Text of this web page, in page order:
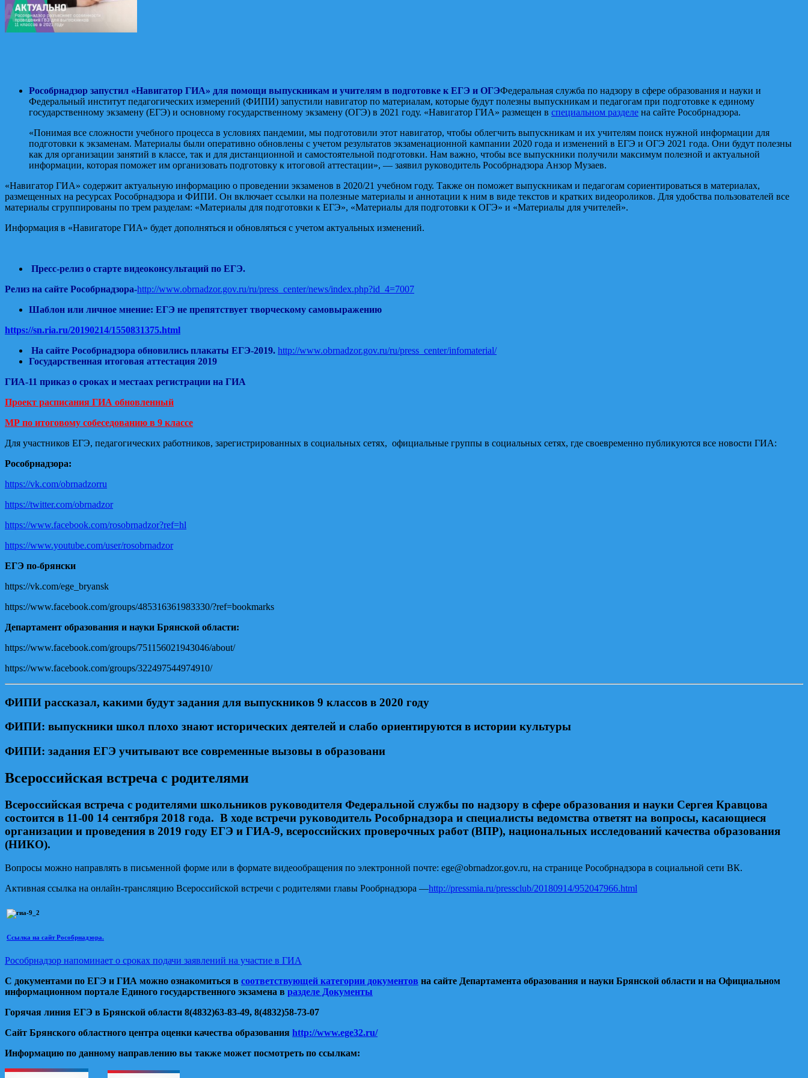
Рособрнадзор запустил «Навигатор ГИА» для помощи выпускникам и учителям в подготовке к ЕГЭ и ОГЭФедеральная служба по надзору в сфере образования и науки и
Федеральный институт педагогических измерений (ФИПИ) запустили навигатор по материалам, которые будут полезны выпускникам и педагогам при подготовке к единому
государственному экзамену (ЕГЭ) и основному государственному экзамену (ОГЭ) в 2021 году. «Навигатор ГИА» размещен в специальном разделе на сайте Рособрнадзора.
«Понимая все сложности учебного процесса в условиях пандемии, мы подготовили этот навигатор, чтобы облегчить выпускникам и их учителям поиск нужной информации для
подготовки к экзаменам. Материалы были оперативно обновлены с учетом результатов экзаменационной кампании 2020 года и изменений в ЕГЭ и ОГЭ 2021 года. Они будут полезны
как для организации занятий в классе, так и для дистанционной и самостоятельной подготовки. Нам важно, чтобы все выпускники получили максимум полезной и актуальной
информации, которая поможет им организовать подготовку к итоговой аттестации», — заявил руководитель Рособрнадзора Анзор Музаев.
«Навигатор ГИА» содержит актуальную информацию о проведении экзаменов в 2020/21 учебном году. Также он поможет выпускникам и педагогам сориентироваться в материалах,
размещенных на ресурсах Рособрнадзора и ФИПИ. Он включает ссылки на полезные материалы и аннотации к ним в виде текстов и кратких видеороликов. Для удобства пользователей все
материалы сгруппированы по трем разделам: «Материалы для подготовки к ЕГЭ», «Материалы для подготовки к ОГЭ» и «Материалы для учителей».
Информация в «Навигаторе ГИА» будет дополняться и обновляться с учетом актуальных изменений.
Пресс-релиз о старте видеоконсультаций по ЕГЭ.
Релиз на сайте Рособрнадзора-http://www.obrnadzor.gov.ru/ru/press_center/news/index.php?id_4=7007
Шаблон или личное мнение: ЕГЭ не препятствует творческому самовыражению
https://sn.ria.ru/20190214/1550831375.html
На сайте Рособрнадзора обновились плакаты ЕГЭ-2019. http://www.obrnadzor.gov.ru/ru/press_center/infomaterial/
Государственная итоговая аттестация 2019
ГИА-11 приказ о сроках и местаах регистрации на ГИА
Проект расписания ГИА обновленный
МР по итоговому собеседованию в 9 классе
Для участников ЕГЭ, педагогических работников, зарегистрированных в социальных сетях, официальные группы в социальных сетях, где своевременно публикуются все новости ГИА:
Рособрнадзора:
https://vk.com/obrnadzorru
https://twitter.com/obrnadzor
https://www.facebook.com/rosobrnadzor?ref=hl
https://www.youtube.com/user/rosobrnadzor
ЕГЭ по-брянски
https://vk.com/ege_bryansk
https://www.facebook.com/groups/485316361983330/?ref=bookmarks
Департамент образования и науки Брянской области:
https://www.facebook.com/groups/751156021943046/about/
https://www.facebook.com/groups/322497544974910/
ФИПИ рассказал, какими будут задания для выпускников 9 классов в 2020 году
ФИПИ: выпускники школ плохо знают исторических деятелей и слабо ориентируются в истории культуры
ФИПИ: задания ЕГЭ учитывают все современные вызовы в образовани
Всероссийская встреча с родителями
Всероссийская встреча с родителями школьников руководителя Федеральной службы по надзору в сфере образования и науки Сергея Кравцова
состоится в 11-00 14 сентября 2018 года. В ходе встречи руководитель Рособрнадзора и специалисты ведомства ответят на вопросы, касающиеся
организации и проведения в 2019 году ЕГЭ и ГИА-9, всероссийских проверочных работ (ВПР), национальных исследований качества образования
(НИКО).
Вопросы можно направлять в письменной форме или в формате видеообращения по электронной почте: ege@obrnadzor.gov.ru, на странице Рособрнадзора в социальной сети ВК.
Активная ссылка на онлайн-трансляцию Всероссийской встречи с родителями главы Рообрнадзора —http://pressmia.ru/pressclub/20180914/952047966.html
Ссылка на сайт Рособрнадзора.
Рособрнадзор напоминает о сроках подачи заявлений на участие в ГИА
С документами по ЕГЭ и ГИА можно ознакомиться в соответствующей категории документов на сайте Департамента образования и науки Брянской области и на Официальном
информационном портале Единого государственного экзамена в разделе Документы
Горячая линия ЕГЭ в Брянской области 8(4832)63-83-49, 8(4832)58-73-07
Сайт Брянского областного центра оценки качества образования http://www.ege32.ru/
Информацию по данному направлению вы также может посмотреть по ссылкам: